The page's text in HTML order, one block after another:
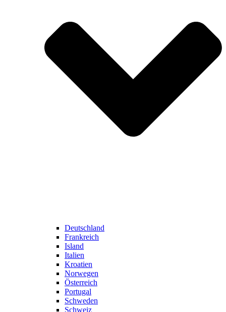
Deutschland
Frankreich
Island
Italien
Kroatien
Norwegen
Österreich
Portugal
Schweden
Schweiz